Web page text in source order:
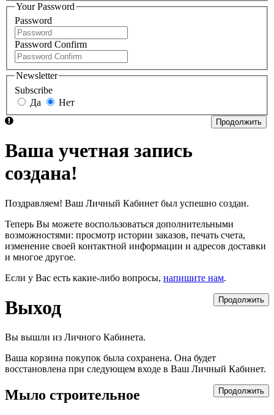
Your Password
Password
Password Confirm
Newsletter
Subscribe
Да
Нет
Продолжить
Ваша учетная запись
создана!
Поздравляем! Ваш Личный Кабинет был успешно создан.
Теперь Вы можете воспользоваться дополнительными
возможностями: просмотр истории заказов, печать счета,
изменение своей контактной информации и адресов доставки
и многое другое.
Если у Вас есть какие-либо вопросы, напишите нам.
Продолжить
Выход
Вы вышли из Личного Кабинета.
Ваша корзина покупок была сохранена. Она будет
восстановлена при следующем входе в Ваш Личный Кабинет.
Продолжить
Мыло строительное